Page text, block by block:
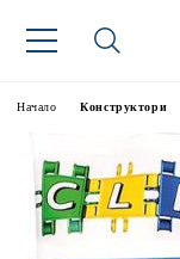
Начало Конструктори